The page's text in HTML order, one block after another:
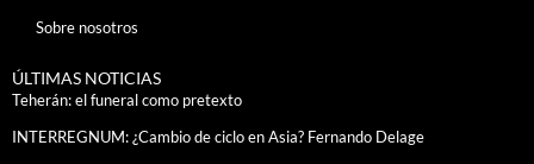
Sobre nosotros
ÚLTIMAS NOTICIAS
Teherán: el funeral como pretexto
INTERREGNUM: ¿Cambio de ciclo en Asia? Fernando Delage